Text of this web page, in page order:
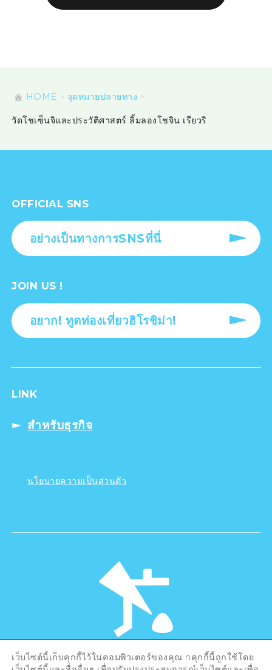
HOME จุดหมายปลายทาง
วัดโชเซ็นจิและประวัติศาสตร์ ลิ้มลองโชจิน เรียวริ
OFFICIAL SNS
อย่างเป็นทางการSNSที่นี่
JOIN US !
อยาก! ทูตท่องเที่ยวฮิโรชิม่า!
LINK
สำหรับธุรกิจ
นโยบายความเป็นส่วนตัว
©Hiroshima Tourism Association /
เว็บไซต์นี้เก็บคุกกี้ไว้ในคอมพิวเตอร์ของคุณ nคุกกี้นี้ถูกใช้โดย